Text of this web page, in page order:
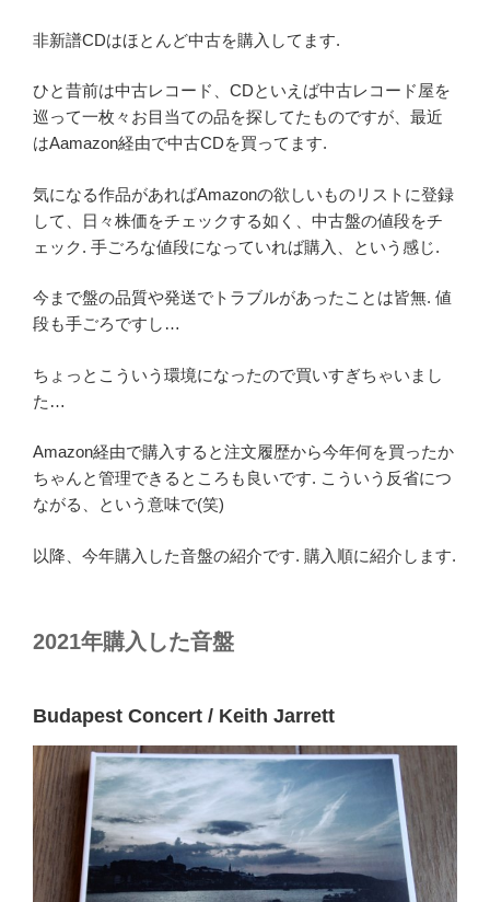
非新譜CDはほとんど中古を購入してます.
ひと昔前は中古レコード、CDといえば中古レコード屋を
巡って一枚々お目当ての品を探してたものですが、最近
はAamazon経由で中古CDを買ってます.
気になる作品があればAmazonの欲しいものリストに登録
して、日々株価をチェックする如く、中古盤の値段をチ
ェック. 手ごろな値段になっていれば購入、という感じ.
今まで盤の品質や発送でトラブルがあったことは皆無. 値
段も手ごろですし…
ちょっとこういう環境になったので買いすぎちゃいまし
た…
Amazon経由で購入すると注文履歴から今年何を買ったか
ちゃんと管理できるところも良いです. こういう反省につ
ながる、という意味で(笑)
以降、今年購入した音盤の紹介です. 購入順に紹介します.
2021年購入した音盤
Budapest Concert / Keith Jarrett